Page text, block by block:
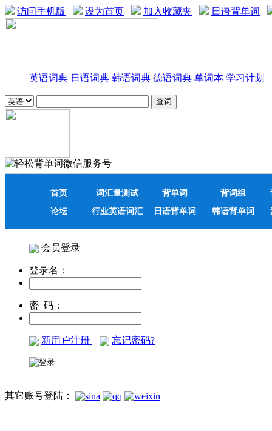
访问手机版 设为首页 加入收藏夹 日语背单词
英语词典 日语词典 韩语词典 德语词典 单词本 学习计划
首页 词汇量测试 背单词 背词组
论坛
行业英语词汇 日语背单词 韩语背单词
会员登录
登录名：
密 码：
新用户注册 忘记密码?
其它账号登陆：